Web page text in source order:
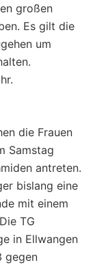
großen
Es gilt die
um
die Frauen
Samstag
antreten.
bislang eine
mit einem
TG
in Ellwangen
gegen